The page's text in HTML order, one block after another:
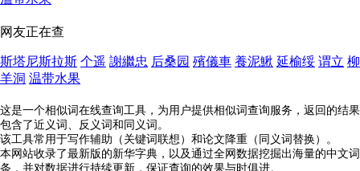
网友正在查
斯塔尼斯拉斯 个遥 謝繼忠 后桑园 殯儀車 養泥鰍 延榆绥 谓立 柳
羊洞 温带水果
这是一个相似词在线查询工具，为用户提供相似词查询服务，返回的结果
包含了近义词、反义词和同义词。
该工具常用于写作辅助（关键词联想）和论文降重（同义词替换）。
本网站收录了最新版的新华字典，以及通过全网数据挖掘出海量的中文词
条，并对数据进行持续更新，保证查询的效果与时俱进。